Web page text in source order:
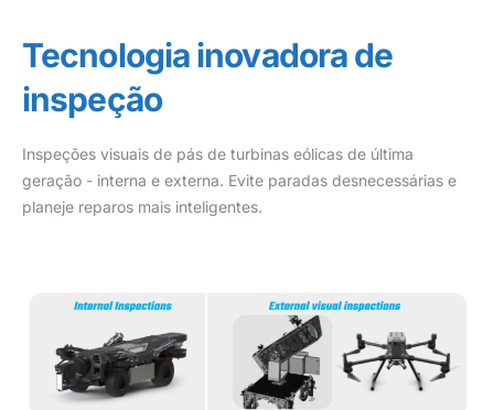
Tecnologia inovadora de
inspeção
Inspeções visuais de pás de turbinas eólicas de última
geração - interna e externa. Evite paradas desnecessárias e
planeje reparos mais inteligentes.